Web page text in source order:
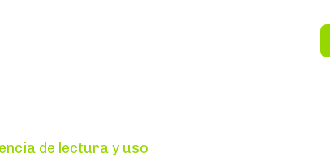
Categories
de lectura y uso